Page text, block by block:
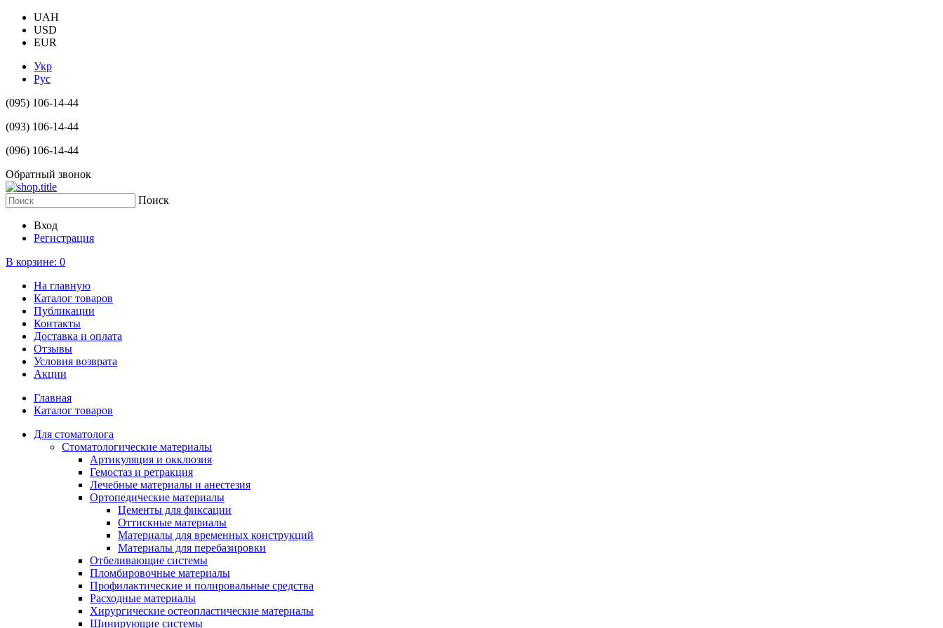
UAH
USD
EUR
Укр
Рус
(095) 106-14-44
(093) 106-14-44
(096) 106-14-44
Обратный звонок
Поиск
Вход
Регистрация
В корзине: 0
На главную
Каталог товаров
Публикации
Контакты
Доставка и оплата
Отзывы
Условия возврата
Акции
Главная
Каталог товаров
Для стоматолога
Стоматологические материалы
Артикуляция и окклюзия
Гемостаз и ретракция
Лечебные материалы и анестезия
Ортопедические материалы
Цементы для фиксации
Оттискные материалы
Материалы для временных конструкций
Материалы для перебазировки
Отбеливающие системы
Пломбировочные материалы
Профилактические и полировальные средства
Расходные материалы
Хирургические остеопластические материалы
Шинирующие системы